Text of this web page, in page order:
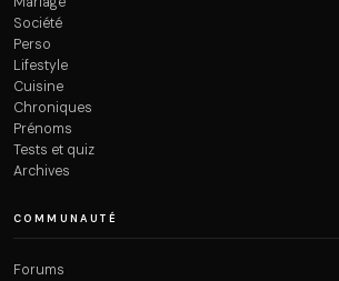
Société
Perso
Lifestyle
Cuisine
Chroniques
Prénoms
Tests et quiz
Archives
COMMUNAUTÉ
Forums